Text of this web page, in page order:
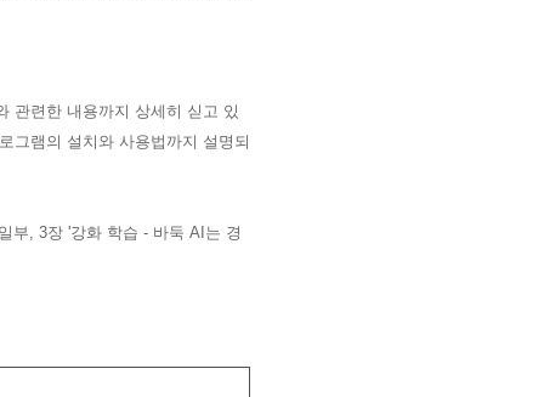
관련한 내용까지 상세히 싣고 있
그램의 설치와 사용법까지 설명되
부, 3장 '강화 학습 - 바둑 AI는 경